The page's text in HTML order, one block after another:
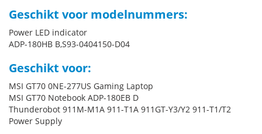
Geschikt voor modelnummers:
Power LED indicator
ADP-180HB B,S93-0404150-D04
Geschikt voor:
MSI GT70 0NE-277US Gaming Laptop
MSI GT70 Notebook ADP-180EB D
Thunderobot 911M-M1A 911-T1A 911GT-Y3/Y2 911-T1/T2
Power Supply